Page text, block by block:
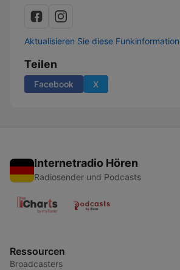
Aktualisieren Sie diese
Teilen
Facebook X
Internetradio Hören
Radiosender und Podcasts
Ressourcen
Broadcasters